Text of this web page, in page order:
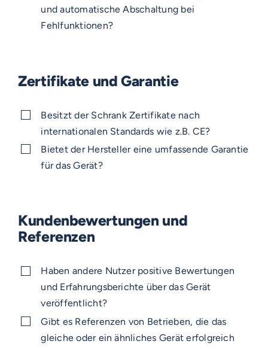
und automatische Abschaltung bei
Fehlfunktionen?
Zertifikate und Garantie
Besitzt der Schrank Zertifikate nach
internationalen Standards wie z.B. CE?
Bietet der Hersteller eine umfassende Garantie
für das Gerät?
Kundenbewertungen und
Referenzen
Haben andere Nutzer positive Bewertungen
und Erfahrungsberichte über das Gerät
veröffentlicht?
Gibt es Referenzen von Betrieben, die das
gleiche oder ein ähnliches Gerät erfolgreich